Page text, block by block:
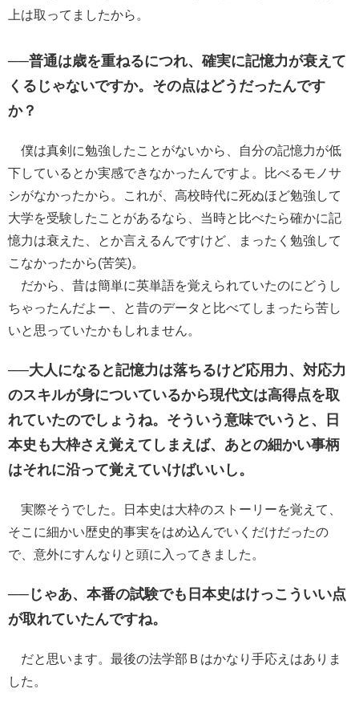
上は取ってましたから。
──普通は歳を重ねるにつれ、確実に記憶力が衰えて
くるじゃないですか。その点はどうだったんです
か？
僕は真剣に勉強したことがないから、自分の記憶力が低
下しているとか実感できなかったんですよ。比べるモノサ
シがなかったから。これが、高校時代に死ぬほど勉強して
大学を受験したことがあるなら、当時と比べたら確かに記
憶力は衰えた、とか言えるんですけど、まったく勉強して
こなかったから(苦笑)。
だから、昔は簡単に英単語を覚えられていたのにどうし
ちゃったんだよー、と昔のデータと比べてしまったら苦し
いと思っていたかもしれません。
──大人になると記憶力は落ちるけど応用力、対応力
のスキルが身についているから現代文は高得点を取
れていたのでしょうね。そういう意味でいうと、日
本史も大枠さえ覚えてしまえば、あとの細かい事柄
はそれに沿って覚えていけばいいし。
実際そうでした。日本史は大枠のストーリーを覚えて、
そこに細かい歴史的事実をはめ込んでいくだけだったの
で、意外にすんなりと頭に入ってきました。
──じゃあ、本番の試験でも日本史はけっこういい点
が取れていたんですね。
だと思います。最後の法学部Ｂはかなり手応えはありま
した。